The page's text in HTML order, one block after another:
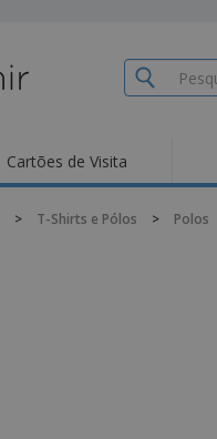
Cartões de Visita
> T-Shirts e Pólos > Polos